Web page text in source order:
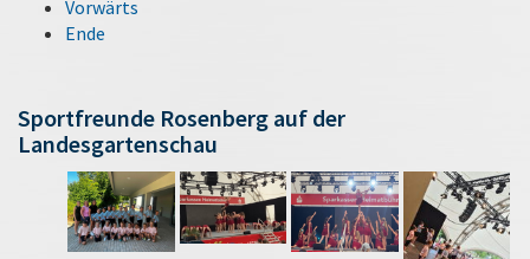
Vorwärts
Ende
Sportfreunde Rosenberg auf der
Landesgartenschau